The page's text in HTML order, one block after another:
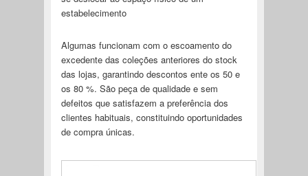
estabelecimento
Algumas funcionam com o escoamento do
excedente das coleções anteriores do stock
das lojas, garantindo descontos ente os 50 e
os 80 %. São peça de qualidade e sem
defeitos que satisfazem a preferência dos
clientes habituais, constituindo oportunidades
de compra únicas.